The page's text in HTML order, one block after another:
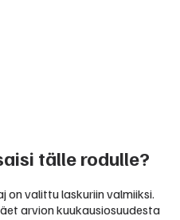
tälle rodulle?
on valittu laskuriin valmiiksi.
arvion kuukausiosuudesta